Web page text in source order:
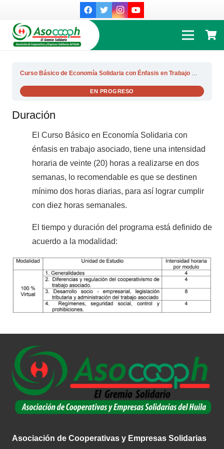
Curso Básico de Economía Solidaria con Énfasis en Trabajo Asociado
EN PROGRESO
Duración
El Curso Básico en Economía Solidaria con
énfasis en trabajo asociado, tiene una intensidad
horaria de veinte (20) horas a realizarse en dos
semanas, lo recomendable es que se destinen
mínimo dos horas diarias, para así lograr cumplir
con diez horas semanales.
El tiempo y duración del programa está definido de
acuerdo a la modalidad:
Asociación de Cooperativas y Empresas Solidarias